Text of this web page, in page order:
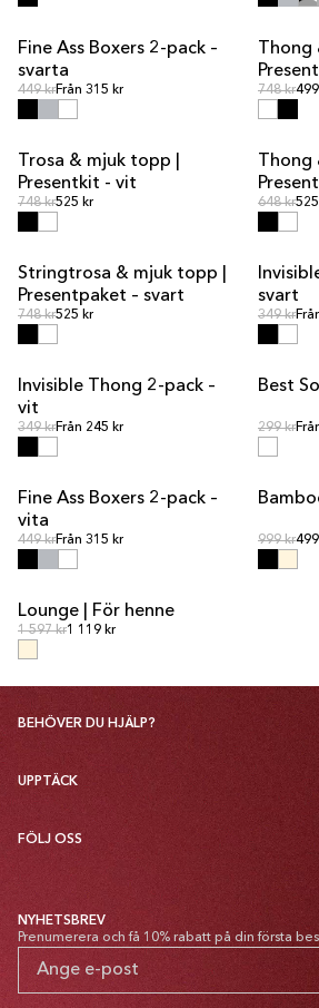
Fine Ass Boxers 2-pack –
svarta
Ordinarie pris
449 krOrdinarie pris
Från 315 kr Ordinarie
748 kr
PAKETPRIS
Trosa & mjuk topp |
Presentkit - vit
Ordinarie pris
748 krOrdinarie pris
525 kr Ordinarie
648 kr
PAKETPRIS
Stringtrosa & mjuk topp |
Presentpaket – svart
Ordinarie pris
748 krOrdinarie pris
525 kr
REA
svart
349 kr
REA
Invisible Thong 2-pack –
vit
Ordinarie pris
349 krOrdinarie pris
Från 245 kr
Best
299 kr
Fine Ass Boxers 2-pack –
vita
Ordinarie pris
449 krOrdinarie pris
Från 315 kr Ordinarie
999 kr
PAKETPRIS
Lounge | För henne
Ordinarie pris
1 597 krOrdinarie pris
1 119 kr
BEHÖVER DU HJÄLP?
UPPTÄCK
FÖLJ OSS
NYHETSBREV
Prenumerera och få 10% rabatt på din första